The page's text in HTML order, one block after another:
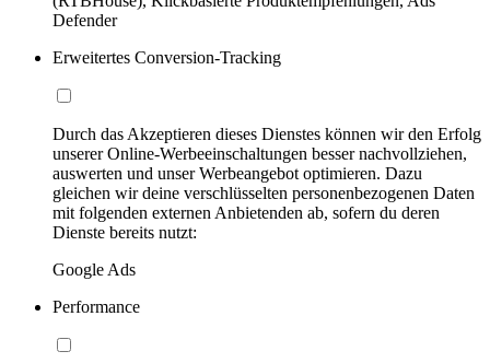
Defender
Erweitertes Conversion-Tracking
Durch das Akzeptieren dieses Dienstes können wir den Erfolg
unserer Online-Werbeeinschaltungen besser nachvollziehen,
auswerten und unser Werbeangebot optimieren. Dazu
gleichen wir deine verschlüsselten personenbezogenen Daten
mit folgenden externen Anbietenden ab, sofern du deren
Dienste bereits nutzt:
Google Ads
Performance